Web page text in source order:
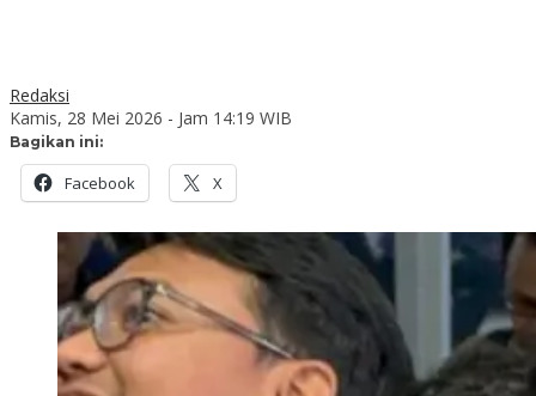
Redaksi
Kamis, 28 Mei 2026 - Jam 14:19 WIB
Bagikan ini:
Facebook X